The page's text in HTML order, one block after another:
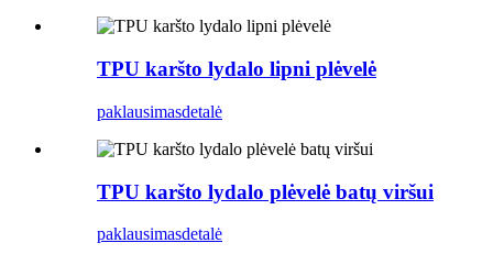
TPU karšto lydalo lipni plėvelė
paklausimasdetalė
TPU karšto lydalo plėvelė batų viršui
paklausimasdetalė